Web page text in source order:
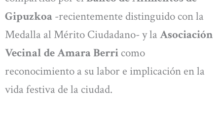
Gipuzkoa -recientemente distinguido con la
Medalla al Mérito Ciudadano- y la Asociación
Vecinal de Amara Berri como
reconocimiento a su labor e implicación en la
vida festiva de la ciudad.